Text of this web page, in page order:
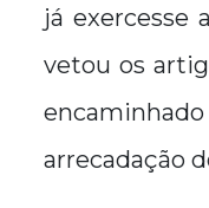
já exercesse
vetou os
arrecadação